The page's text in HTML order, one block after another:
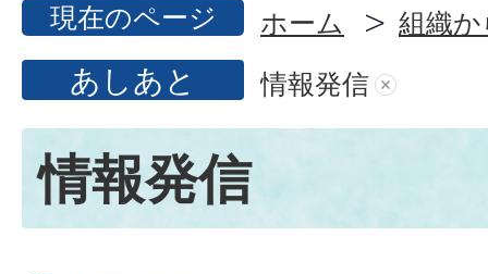
現在のページ ホーム 組織
あしあと 情報発信
情報発信